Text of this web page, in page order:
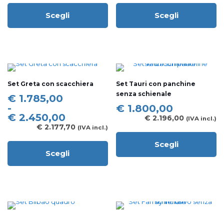
prodotto
prodotto
a
€ 2.040,00
Scegli
prodotto
Le
possono
essere
scelte
nella
pagina
prodotto
a
€ 2.750,00
Scegli
prodotto
Le
possono
essere
scelte
nella
del
Set Greta con scacchiera
€ 1.785,00
-
€ 2.450,00
Fascia
di
prezzo:
a
€ 2.450,00
€ 2.177,70 (IVA incl.)
Scegli
prodotto
Le
Set Tauri con panchine
senza schienale
€ 1.800,00
€ 2.196,00 (IVA incl.)
Scegli
prodotto
opzioni